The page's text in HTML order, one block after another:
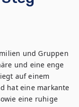
und Gruppen
und eine enge
auf einem
hat eine markante
eine ruhige